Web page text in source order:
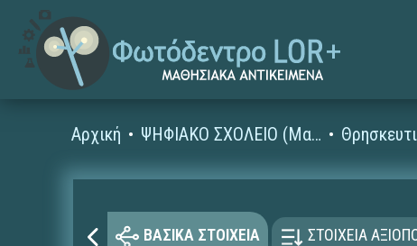
Αρχική ΨΗΦΙΑΚΟ ΣΧΟΛΕΙΟ (Μαθησιακά Αντικείμενα)
ΒΑΣΙΚΑ ΣΤΟΙΧΕΙΑ ΣΤΟΙΧΕΙΑ